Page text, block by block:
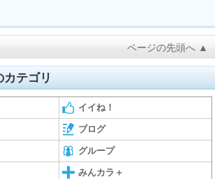
ページの先頭へ ▲
テゴリ
イイね！
ブログ
グループ
みんカラ＋